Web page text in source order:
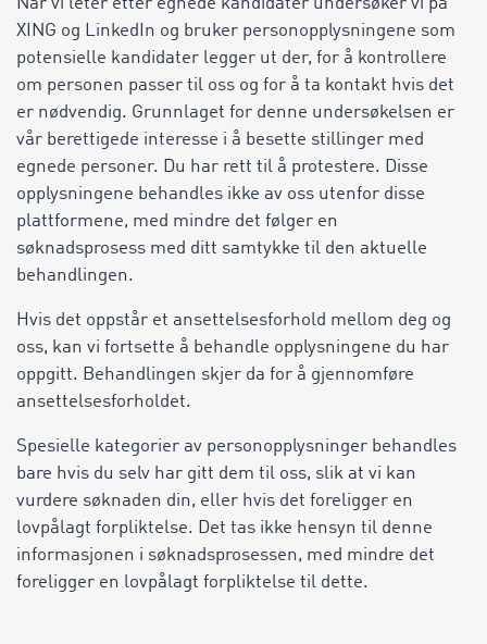
Når vi leter etter egnede kandidater undersøker vi på
XING og LinkedIn og bruker personopplysningene som
potensielle kandidater legger ut der, for å kontrollere
om personen passer til oss og for å ta kontakt hvis det
er nødvendig. Grunnlaget for denne undersøkelsen er
vår berettigede interesse i å besette stillinger med
egnede personer. Du har rett til å protestere. Disse
opplysningene behandles ikke av oss utenfor disse
plattformene, med mindre det følger en
søknadsprosess med ditt samtykke til den aktuelle
behandlingen.
Hvis det oppstår et ansettelsesforhold mellom deg og
oss, kan vi fortsette å behandle opplysningene du har
oppgitt. Behandlingen skjer da for å gjennomføre
ansettelsesforholdet.
Spesielle kategorier av personopplysninger behandles
bare hvis du selv har gitt dem til oss, slik at vi kan
vurdere søknaden din, eller hvis det foreligger en
lovpålagt forpliktelse. Det tas ikke hensyn til denne
informasjonen i søknadsprosessen, med mindre det
foreligger en lovpålagt forpliktelse til dette.